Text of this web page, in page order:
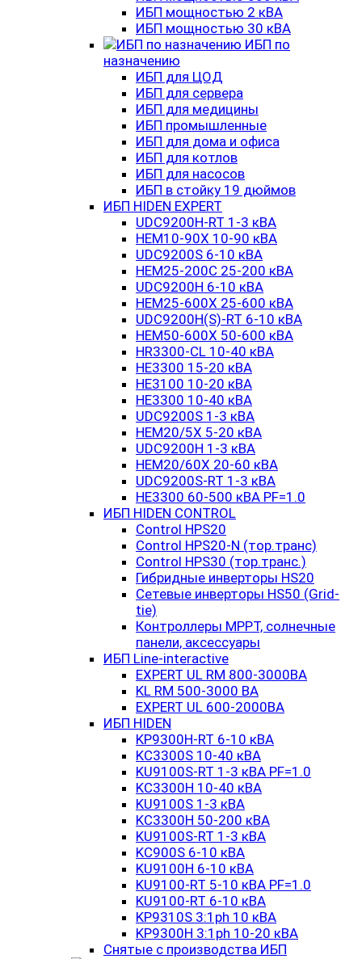
ИБП мощностью 2 кВА
ИБП мощностью 30 кВА
ИБП по
назначению
ИБП для ЦОД
ИБП для сервера
ИБП для медицины
ИБП промышленные
ИБП для дома и офиса
ИБП для котлов
ИБП для насосов
ИБП в стойку 19 дюймов
ИБП HIDEN EXPERT
UDC9200H-RT 1-3 кВА
HEM10-90X 10-90 кВА
UDC9200S 6-10 кВА
HEM25-200C 25-200 кВА
UDC9200H 6-10 кВА
HEM25-600X 25-600 кВА
UDC9200H(S)-RT 6-10 кВА
HEM50-600X 50-600 кВА
HR3300-CL 10-40 кВА
HE3300 15-20 кВА
HE3100 10-20 кВА
HE3300 10-40 кВА
UDC9200S 1-3 кВА
HEM20/5X 5-20 кВА
UDC9200H 1-3 кВА
HEM20/60X 20-60 кВА
UDC9200S-RT 1-3 кВА
HE3300 60-500 кВА PF=1.0
ИБП HIDEN CONTROL
Control HPS20
Control HPS20-N (тор.транс)
Control HPS30 (тор.транс.)
Гибридные инверторы HS20
Сетевые инверторы HS50 (Grid-
tie)
Контроллеры MPPT, солнечные
панели, аксессуары
ИБП Line-interactive
EXPERT UL RM 800-3000ВА
KL RM 500-3000 ВА
EXPERT UL 600-2000ВА
ИБП HIDEN
KP9300H-RT 6-10 кВА
KC3300S 10-40 кВА
KU9100S-RT 1-3 кВА PF=1.0
KC3300H 10-40 кВА
KU9100S 1-3 кВА
KC3300H 50-200 кВА
KU9100S-RT 1-3 кВА
KC900S 6-10 кВА
KU9100H 6-10 кВА
KU9100-RT 5-10 кВА PF=1.0
KU9100-RT 6-10 кВА
KP9310S 3:1ph 10 кВА
KP9300H 3:1ph 10-20 кВА
Снятые с производства ИБП